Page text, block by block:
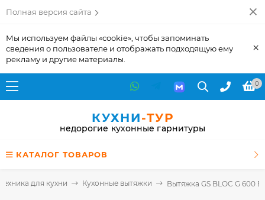
Полная версия сайта
Мы используем файлы «cookie», чтобы запоминать
сведения о пользователе и отображать подходящую ему
рекламу и другие материалы.
×
0
КУХНИ-ТУР
недорогие кухонные гарнитуры
КАТАЛОГ ТОВАРОВ
Техника для кухни Кухонные вытяжки Вытяжка GS BLOC G 600